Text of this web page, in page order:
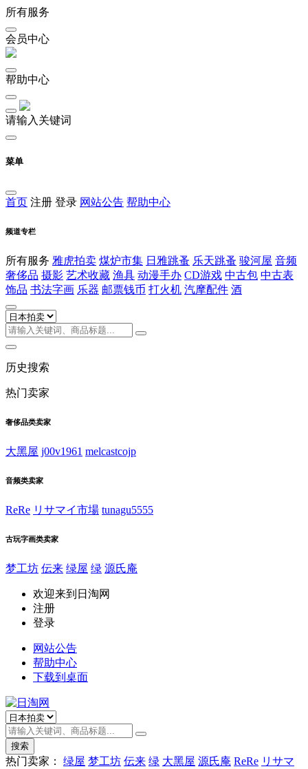
所有服务
会员中心
帮助中心
请输入关键词
菜单
首页 注册 登录 网站公告 帮助中心
频道专栏
所有服务 雅虎拍卖 煤炉市集 日雅跳蚤 乐天跳蚤 骏河屋 音频
奢侈品 摄影 艺术收藏 渔具 动漫手办 CD游戏 中古包 中古表
饰品 书法字画 乐器 邮票钱币 打火机 汽摩配件 酒
历史搜索
热门卖家
奢侈品类卖家
大黑屋 j00v1961 melcastcojp
音频类卖家
ReRe リサマイ市場 tunagu5555
古玩字画类卖家
梦工坊 伝来 绿屋 绿 源氏庵
欢迎来到日淘网
注册
登录
网站公告
帮助中心
下载到桌面
搜索
热门卖家： 绿屋 梦工坊 伝来 绿 大黑屋 源氏庵 ReRe リサマ